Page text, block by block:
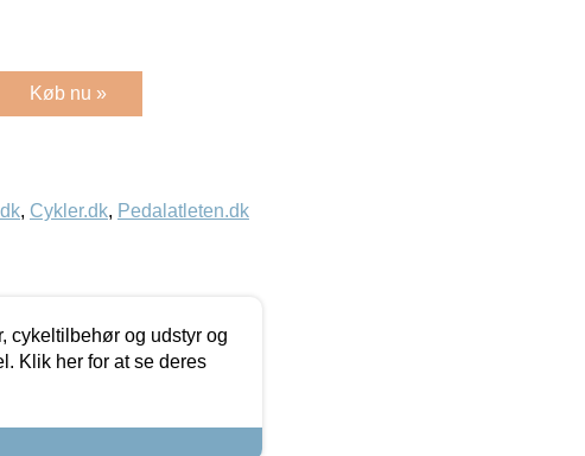
Køb nu »
, Cykler.dk, Pedalatleten.dk
cykeltilbehør og udstyr og
Klik her for at se deres